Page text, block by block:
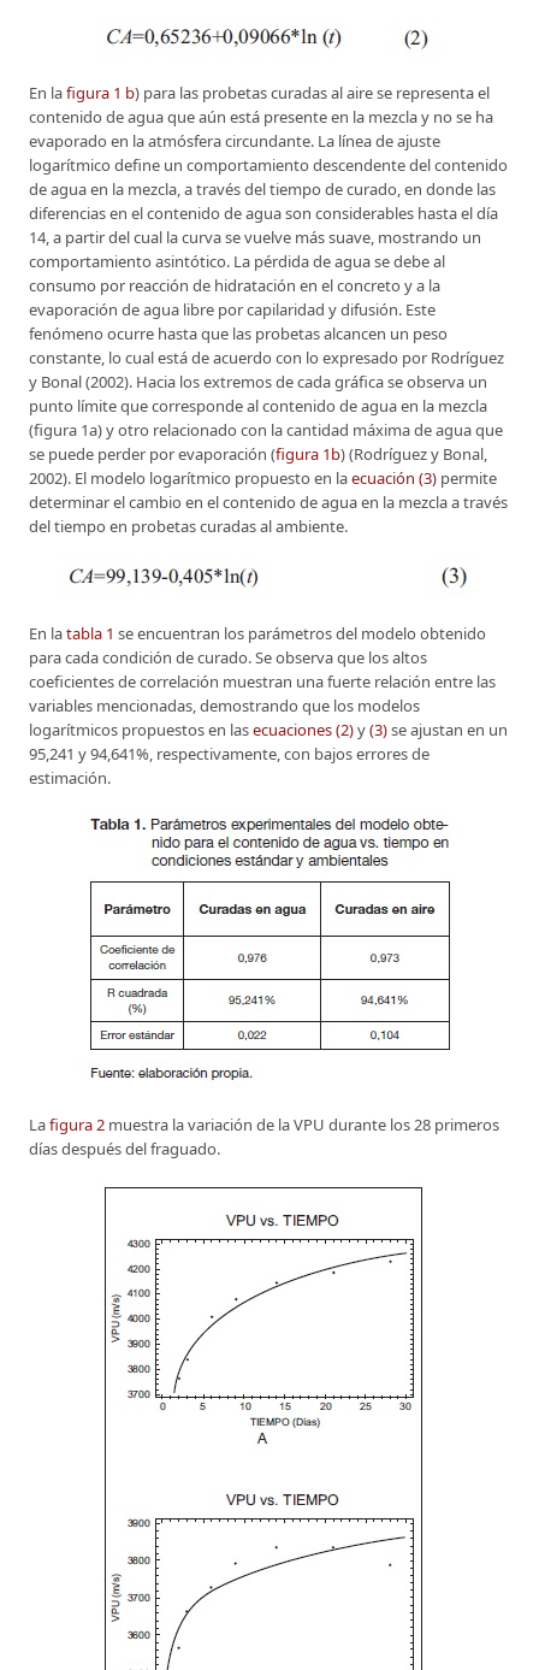
En lafigura 1 b) para las probetas curadas al aire se representa el
contenido de agua que aún está presente en la mezcla y no se ha
evaporado en la atmósfera circundante. La línea de ajuste
logarítmico define un comportamiento descendente del contenido
de agua en la mezcla, a través del tiempo de curado, en donde las
diferencias en el contenido de agua son considerables hasta el día
14, a partir del cual la curva se vuelve más suave, mostrando un
comportamiento asintótico. La pérdida de agua se debe al
consumo por reacción de hidratación en el concreto y a la
evaporación de agua libre por capilaridad y difusión. Este
fenómeno ocurre hasta que las probetas alcancen un peso
constante, lo cual está de acuerdo con lo expresado por Rodríguez
y Bonal (2002). Hacia los extremos de cada gráfica se observa un
punto límite que corresponde al contenido de agua en la mezcla
(figura 1a) y otro relacionado con la cantidad máxima de agua que
se puede perder por evaporación (figura 1b) (Rodríguez y Bonal,
2002). El modelo logarítmico propuesto en laecuación (3) permite
determinar el cambio en el contenido de agua en la mezcla a través
del tiempo en probetas curadas al ambiente.
En latabla 1 se encuentran los parámetros del modelo obtenido
para cada condición de curado. Se observa que los altos
coeficientes de correlación muestran una fuerte relación entre las
variables mencionadas, demostrando que los modelos
logarítmicos propuestos en lasecuaciones (2)y(3)se ajustan en un
95,241 y 94,641%, respectivamente, con bajos errores de
estimación.
Lafigura 2 muestra la variación de la VPU durante los 28 primeros
días después del fraguado.